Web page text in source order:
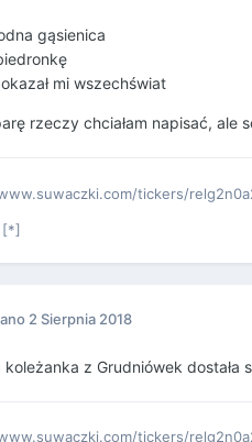
gąsienica
mi wszechświat
rzeczy chciałam napisać, ale
[*]
2 Sierpnia 2018
koleżanka z Grudniówek